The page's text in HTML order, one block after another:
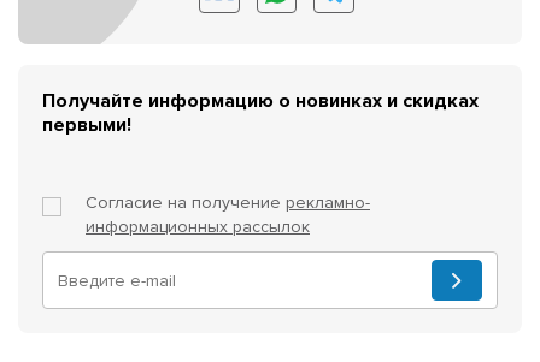
Получайте информацию о новинках и скидках
первыми!
Согласие на получение рекламно-
информационных рассылок